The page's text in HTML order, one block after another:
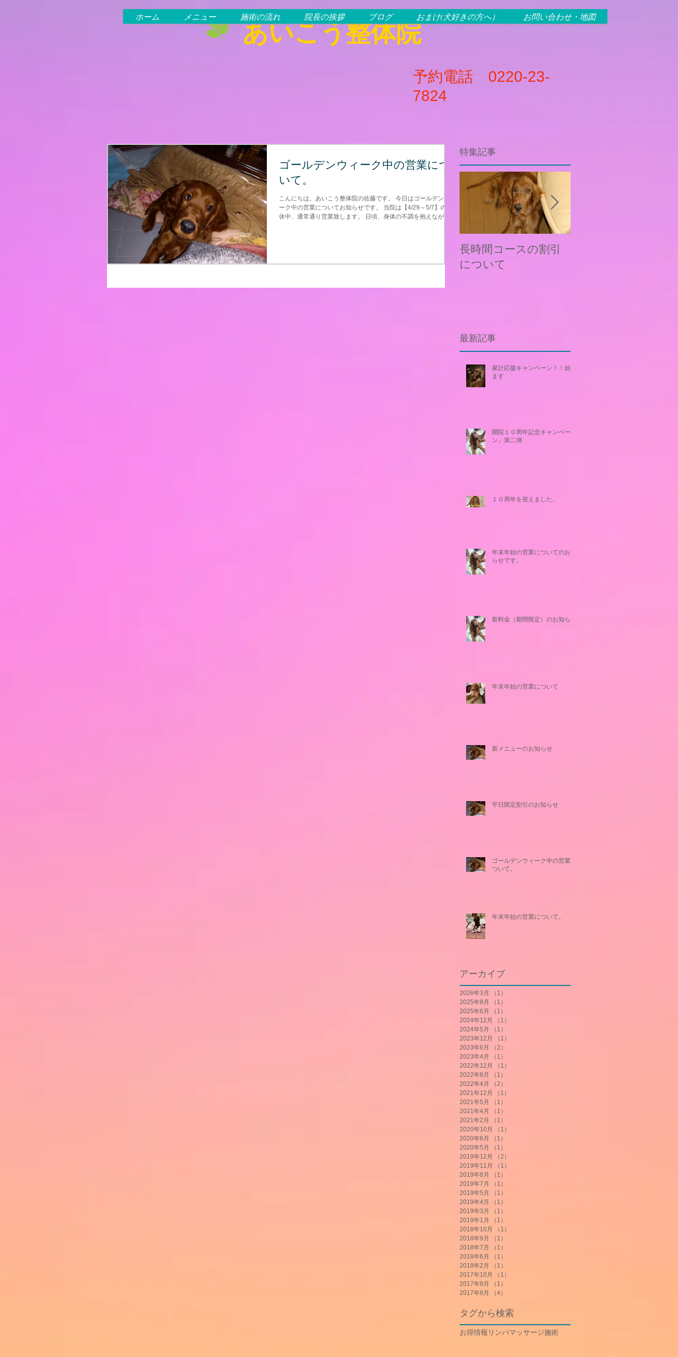
あいこう整体院
ホーム メニュー 施術の流れ 院長の挨拶 ブログ おまけ(犬好きの方へ） お問い合わせ・地図
予約電話 0220-23-
7824
ゴールデンウィーク中の営業につ
いて。
こんにちは。あいこう整体院の佐藤です。 今日はゴールデンウィ
ーク中の営業についてお知らせです。 当院は【4/29～5/7】の連
休中、通常通り営業致します。 日頃、身体の不調を抱えながらな
特集記事
長時間コースの割引
について
最新記事
家計応援キャンペーン！！始め
ます
開院１０周年記念キャンペー
ン」第二弾
１０周年を迎えました。
年末年始の営業についてのお知
らせです。
新料金（期間限定）のお知らせ
年末年始の営業について
新メニューのお知らせ
平日限定割引のお知らせ
ゴールデンウィーク中の営業に
ついて。
年末年始の営業について。
アーカイブ
2026年3月 （1）
2025年8月
（1）
2025年6月
（1）
2024年12月
（1）
2024年5月
（1）
2023年12月
（1）
2023年6月
（2）
2023年4月
（1）
2022年12月
（1）
2022年8月
（1）
2022年4月
（2）
2021年12月
（1）
2021年5月
（1）
2021年4月
（1）
2021年2月
（1）
2020年10月
（1）
2020年6月
（1）
2020年5月
（1）
2019年12月
（2）
2019年11月
（1）
2019年8月
（1）
2019年7月
（1）
2019年5月
（1）
2019年4月
（1）
2019年3月
（1）
2019年1月
（1）
2018年10月
（1）
2018年9月
（1）
2018年7月
（1）
2018年6月
（1）
2018年2月
（1）
2017年10月
（1）
2017年9月
（1）
2017年8月
（4）
タグから検索
お得情報 リンパマッサージ施術